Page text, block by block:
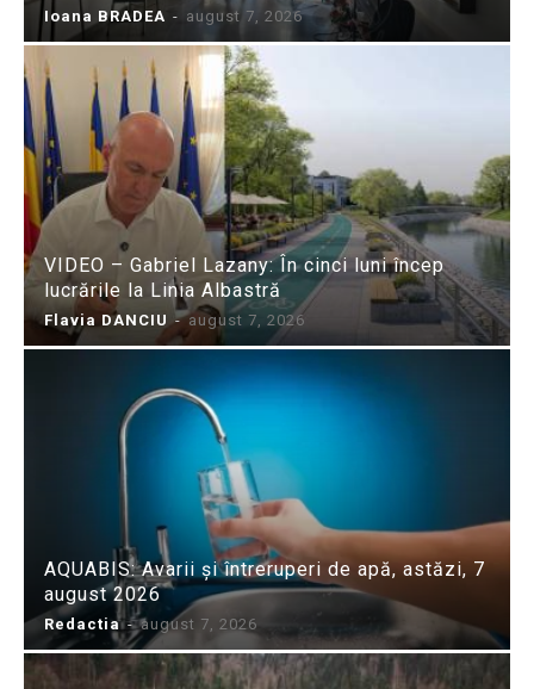
Ioana BRADEA - august 7, 2026
VIDEO – Gabriel Lazany: În cinci luni încep
lucrările la Linia Albastră
Flavia DANCIU - august 7, 2026
AQUABIS: Avarii și întreruperi de apă, astăzi, 7
august 2026
Redactia - august 7, 2026